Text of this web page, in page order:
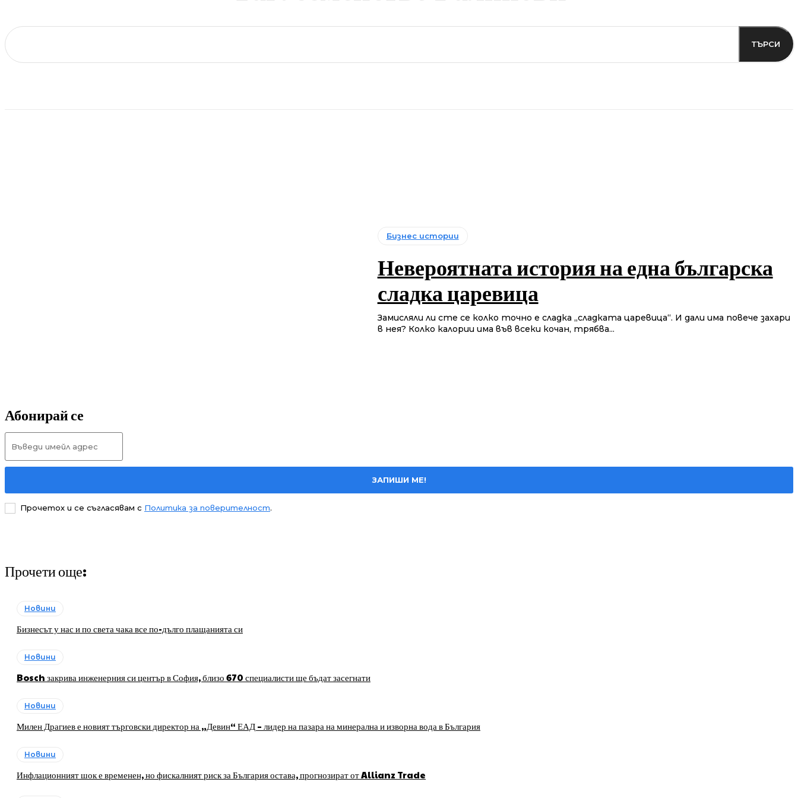
ТЪРСИ
Бизнес истории
Невероятната история на една българска
сладка царевица
Замисляли ли сте се колко точно е сладка „сладката царевица“. И дали има повече захари
в нея? Колко калории има във всеки кочан, трябва...
Абонирай се
ЗАПИШИ МЕ!
Прочетох и се съгласявам с Политика за поверителност.
Прочети още:
Новини
Бизнесът у нас и по света чака все по-дълго плащанията си
Новини
Bosch закрива инженерния си център в София, близо 670 специалисти ще бъдат засегнати
Новини
Милен Драгиев е новият търговски директор на „Девин“ ЕАД – лидер на пазара на минерална и изворна вода в България
Новини
Инфлационният шок е временен, но фискалният риск за България остава, прогнозират от Allianz Trade